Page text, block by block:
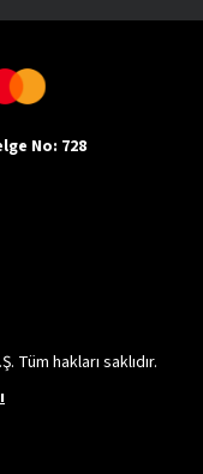
No: 728
hakları saklıdır.